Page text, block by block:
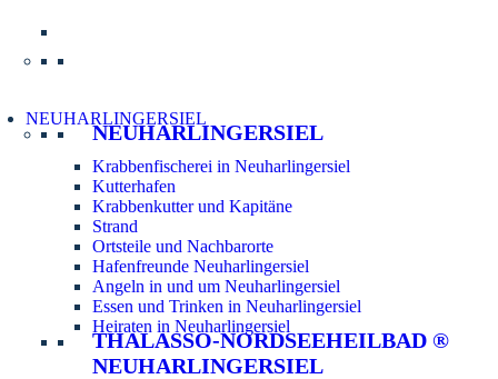
NEUHARLINGERSIEL
NEUHARLINGERSIEL
Krabbenfischerei in Neuharlingersiel
Kutterhafen
Krabbenkutter und Kapitäne
Strand
Ortsteile und Nachbarorte
Hafenfreunde Neuharlingersiel
Angeln in und um Neuharlingersiel
Essen und Trinken in Neuharlingersiel
Heiraten in Neuharlingersiel
THALASSO-NORDSEEHEILBAD ®
NEUHARLINGERSIEL